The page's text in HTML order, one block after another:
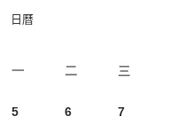
日曆
一
二 三
5
6 7